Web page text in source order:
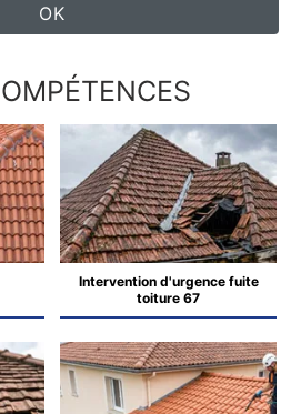
Intervention d'urgence fuite
toiture 67